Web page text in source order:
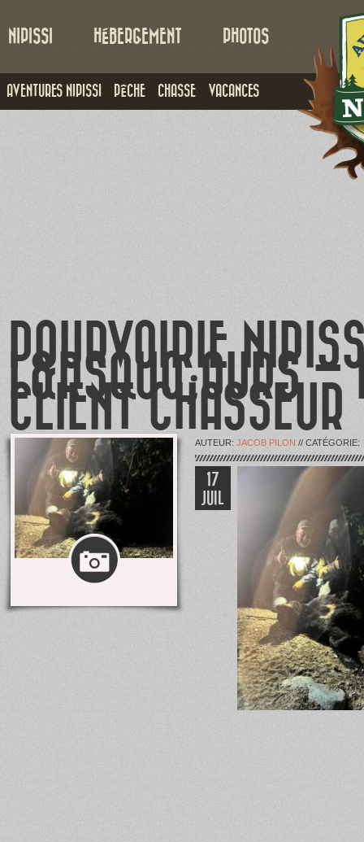
NIPISSI
AVENTURES NIPISSI PÊCHE CHASSE VACANCES
HÉBERGEMENT PHOTOS
POURVOIRIE
L&RSQUO;OURS –
CLIENT CHASSEUR
AUTEUR: JACOB PILON // CATÉGORIE:
17
JUIL